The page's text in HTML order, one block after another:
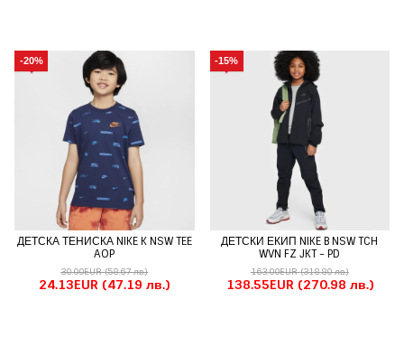
-20%
ДЕТСКА ТЕНИСКА NIKE K NSW TEE
AOP
30.00EUR(58.67 лв.)
24.13EUR (47.19 лв.)
-15%
ДЕТСКИ ЕКИП NIKE B NSW TCH
WVN FZ JKT - PD
163.00EUR(318.80 лв.)
138.55EUR (270.98 лв.)